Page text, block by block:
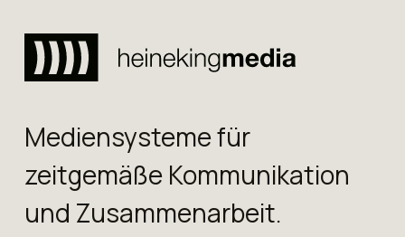
Mediensysteme für
zeitgemäße Kommunikation
und Zusammenarbeit.